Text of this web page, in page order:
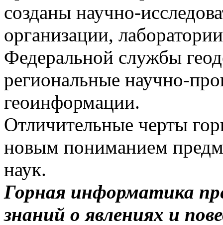
созданы научно-
организации,
Федеральной службы
региональные научно-
геоинформации.
Отличительные черты
новым пониманием
наук.
Горная информатика
знаний о явлениях и